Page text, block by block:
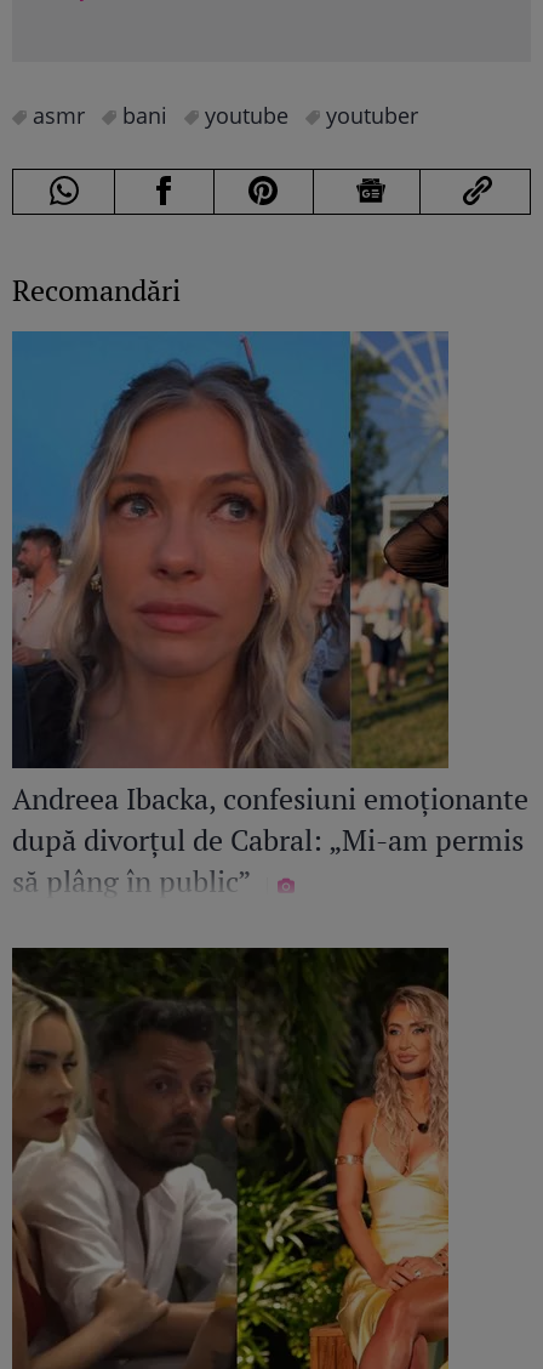
asmr bani youtube youtuber
Recomandări
Andreea Ibacka, confesiuni emoționante
după divorțul de Cabral: „Mi-am permis
să plâng în public”